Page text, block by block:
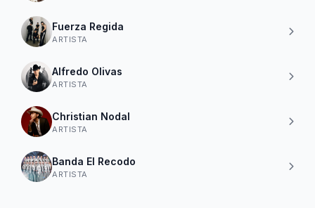
Fuerza Regida
ARTISTA
Alfredo Olivas
ARTISTA
Christian Nodal
ARTISTA
Banda El Recodo
ARTISTA